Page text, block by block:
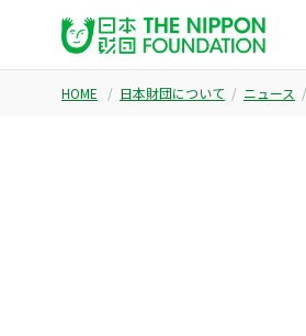
HOME 日本財団について ニュース